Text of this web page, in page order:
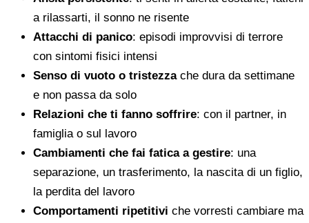
a rilassarti, il sonno ne risente
Attacchi di panico: episodi improvvisi di terrore
con sintomi fisici intensi
Senso di vuoto o tristezzache dura da settimane
e non passa da solo
Relazioni che ti fanno soffrire: con il partner, in
famiglia o sul lavoro
Cambiamenti che fai fatica a gestire: una
separazione, un trasferimento, la nascita di un figlio,
la perdita del lavoro
Comportamenti ripetitivi che vorresti cambiare ma